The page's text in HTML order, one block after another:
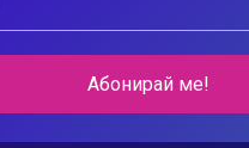
Абонирай ме!